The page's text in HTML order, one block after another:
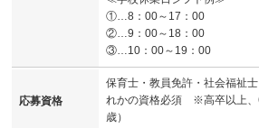
①…8：00～17：00
②…9：00～18：00
③…10：00～19：00
応募資格
保育士・教員免許・社会福祉
れかの資格必須 ※高卒以上、
歳）